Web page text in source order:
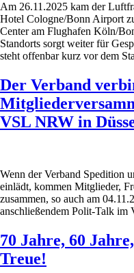
Am 26.11.2025 kam der
Hotel Cologne/Bonn Airport
Center am Flughafen Köln/
Standorts sorgt weiter für
steht offenbar kurz vor dem
Der Verband
VSL NRW in
Wenn der Verband Spedition
einlädt, kommen Mitglieder,
zusammen, so auch am
anschließendem Polit-Talk im
70 Jahre, 60
Treue!